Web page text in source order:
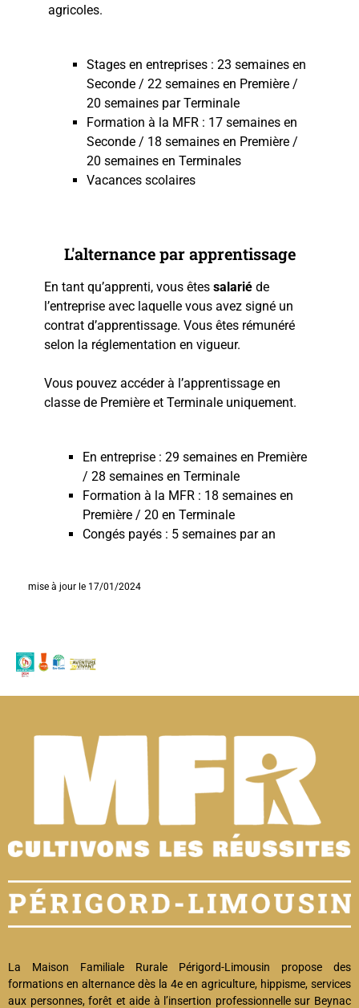
agricoles.
Stages en entreprises : 23 semaines en
Seconde / 22 semaines en Première /
20 semaines par Terminale
Formation à la MFR : 17 semaines en
Seconde / 18 semaines en Première /
20 semaines en Terminales
Vacances scolaires
L'alternance par apprentissage
En tant qu’apprenti, vous êtes salarié de
l’entreprise avec laquelle vous avez signé un
contrat d’apprentissage. Vous êtes rémunéré
selon la réglementation en vigueur.
Vous pouvez accéder à l’apprentissage en
classe de Première et Terminale uniquement.
En entreprise : 29 semaines en Première
/ 28 semaines en Terminale
Formation à la MFR : 18 semaines en
Première / 20 en Terminale
Congés payés : 5 semaines par an
mise à jour le 17/01/2024
La Maison Familiale Rurale Périgord-Limousin propose des
formations en alternance dès la 4e en agriculture, hippisme, services
aux personnes, forêt et aide à l’insertion professionnelle sur Beynac